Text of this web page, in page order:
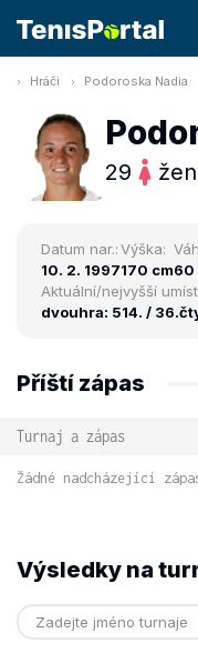
Hráči Podoroska Nadia
29
Datum nar.:
10. 2. 1997
Výška:
170 cm60
Aktuální/nejvyšší
dvouhra: 514. / 36.
Příští zápas
Turnaj a zápas
Žádné nadcházející
Výsledky na